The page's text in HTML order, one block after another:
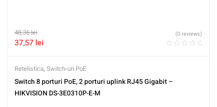
48,36lei
37,57 lei
(0 reviews)
Retelistica, Switch-uri PoE
Switch 8 porturi PoE, 2 porturi uplink RJ45 Gigabit –
HIKVISION DS-3E0310P-E-M